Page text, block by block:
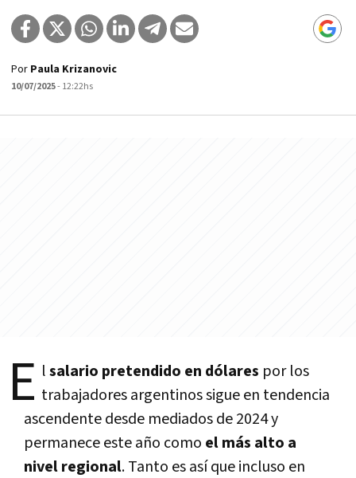
Por Paula Krizanovic
10/07/2025- 12:22hs
E lsalario pretendido en dólares por los
trabajadores argentinos sigue en tendencia
ascendente desde mediados de 2024 y
permanece este año como el más alto a
nivel regional. Tanto es así que incluso en